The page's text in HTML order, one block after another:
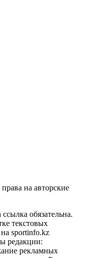
на авторские
обязательна.
текстовых
sportinfo.kz
редакции:
рекламных